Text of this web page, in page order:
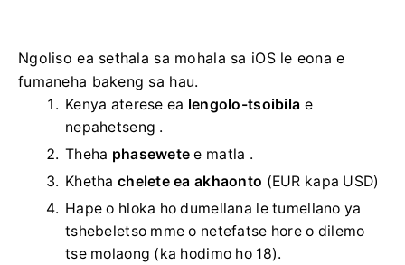
Ngoliso ea sethala sa mohala sa iOS le eona e
fumaneha bakeng sa hau.
Kenya aterese ea lengolo-tsoibila e
nepahetseng .
Theha phasewete e matla .
Khetha chelete ea akhaonto (EUR kapa USD)
Hape o hloka ho dumellana le tumellano ya
tshebeletso mme o netefatse hore o dilemo
tse molaong (ka hodimo ho 18).